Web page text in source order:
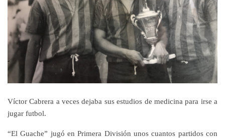
Víctor Cabrera a veces dejaba sus estudios de medicina para irse a
jugar futbol.
“El Guache” jugó en Primera División unos cuantos partidos con